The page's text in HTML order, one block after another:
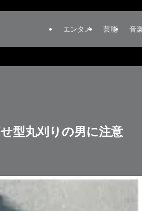
エンタメ 芸能 音
型丸刈りの男に注意